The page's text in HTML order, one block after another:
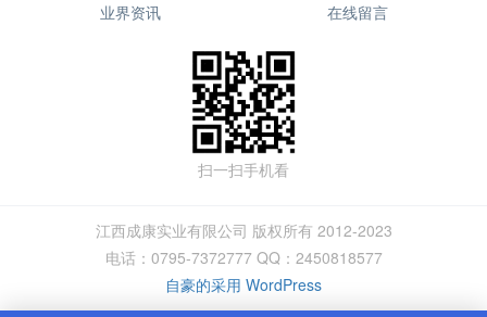
业界资讯
在线留言
扫一扫手机看
江西成康实业有限公司 版权所有 2012-2023
电话：0795-7372777 QQ：2450818577
自豪的采用 WordPress